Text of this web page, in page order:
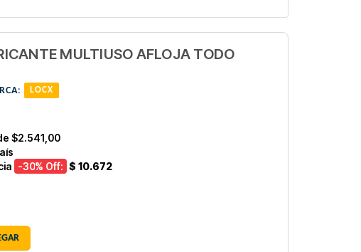
MULTIUSO AFLOJA TODO
: LOCX
$2.541,00
-30% Off: $ 10.672